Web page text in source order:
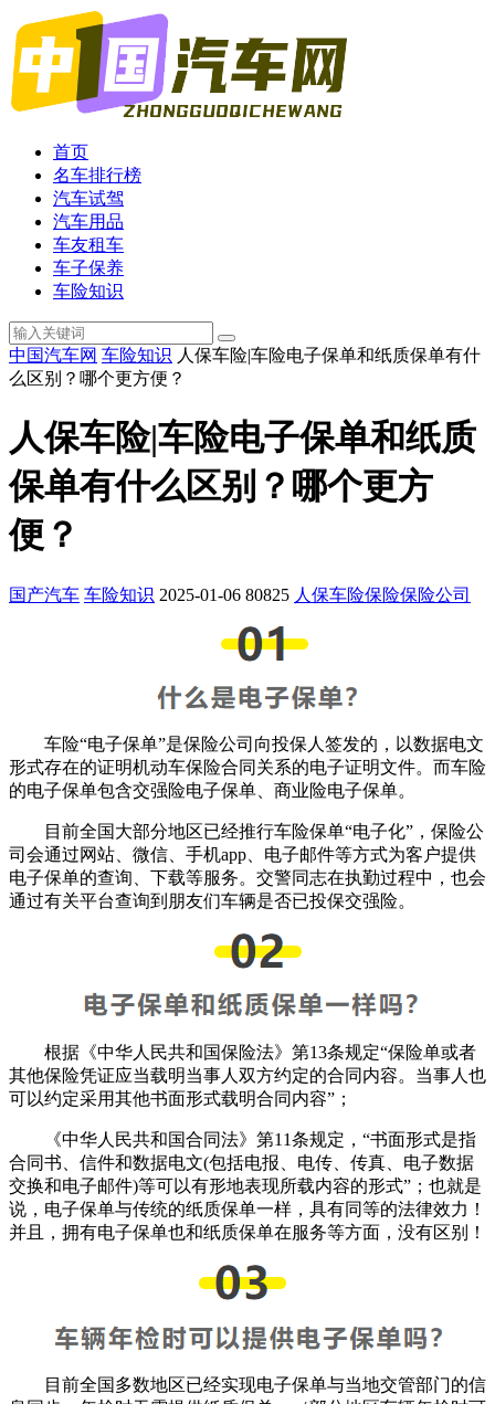
首页
名车排行榜
汽车试驾
汽车用品
车友租车
车子保养
车险知识
中国汽车网 车险知识 人保车险|车险电子保单和纸质保单有什
么区别？哪个更方便？
人保车险|车险电子保单和纸质
保单有什么区别？哪个更方
便？
国产汽车 车险知识 2025-01-06 80825 人保车险保险保险公司
车险“电子保单”是保险公司向投保人签发的，以数据电文
形式存在的证明机动车保险合同关系的电子证明文件。而车险
的电子保单包含交强险电子保单、商业险电子保单。
目前全国大部分地区已经推行车险保单“电子化”，保险公
司会通过网站、微信、手机app、电子邮件等方式为客户提供
电子保单的查询、下载等服务。交警同志在执勤过程中，也会
通过有关平台查询到朋友们车辆是否已投保交强险。
根据《中华人民共和国保险法》第13条规定“保险单或者
其他保险凭证应当载明当事人双方约定的合同内容。当事人也
可以约定采用其他书面形式载明合同内容”；
《中华人民共和国合同法》第11条规定，“书面形式是指
合同书、信件和数据电文(包括电报、电传、传真、电子数据
交换和电子邮件)等可以有形地表现所载内容的形式”；也就是
说，电子保单与传统的纸质保单一样，具有同等的法律效力！
并且，拥有电子保单也和纸质保单在服务等方面，没有区别！
目前全国多数地区已经实现电子保单与当地交管部门的信